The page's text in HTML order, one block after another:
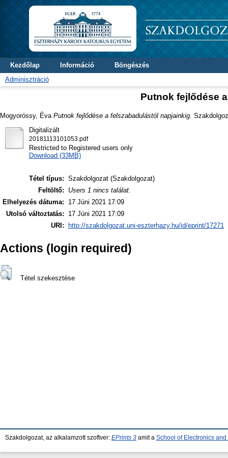
Kezdőlap Információ
Böngészés
Adminisztráció
Putnok fejlődése
Mogyoróssy, Éva Putnok fejlődése a felszabadulástól napjainkig.
Digitalizált
20181113101053.pdf
Restricted to Registered users only
Download (33MB)
Tétel típus: Szakdolgozat (Szakdolgozat)
Feltöltő:
Users 1 nincs találat.
Elhelyezés dátuma:
17 Júni 2021 17:09
Utolsó változtatás:
17 Júni 2021 17:09
URI:
http://szakdolgozat.uni-eszterhazy.hu/id/eprint/17271
Actions (login required)
Tétel szekesztése
Szakdolgozat, az alkalamzott szoftver: EPrints 3 amit a School of Electronics